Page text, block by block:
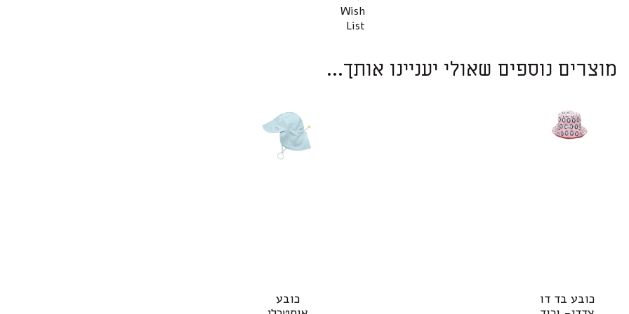
Wish
List
מוצרים נוספים שאולי יעניינו אותך...
למוצר
זה
כובע בד דו
למוצרכובע